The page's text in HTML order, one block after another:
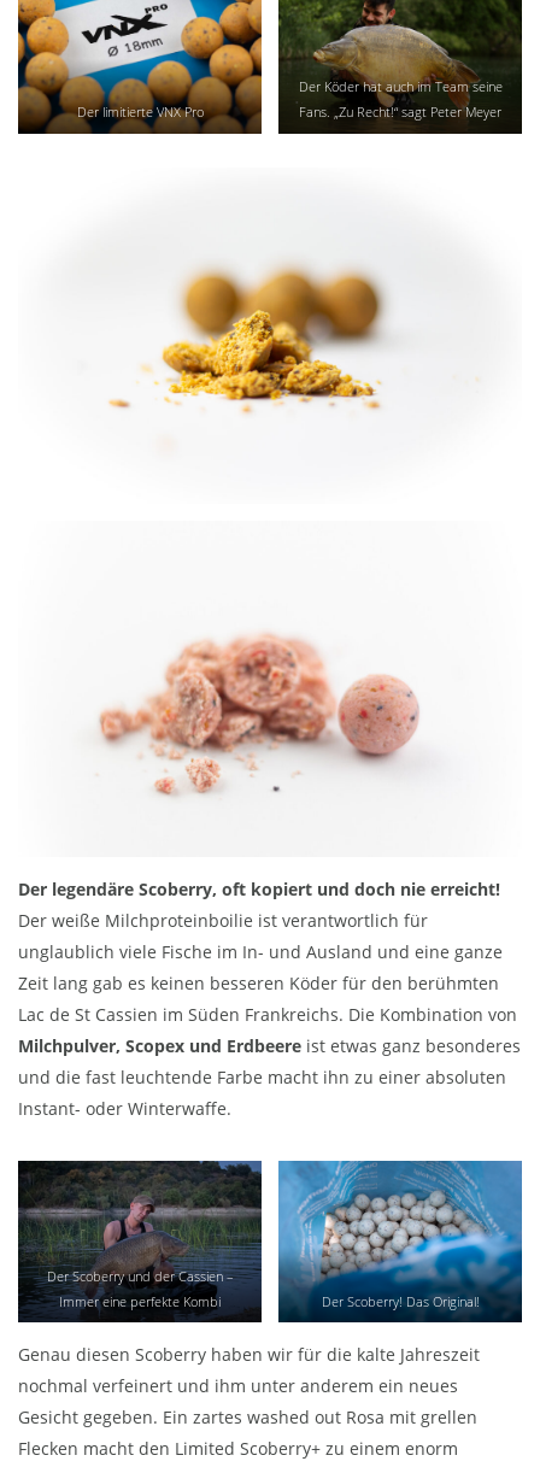
Der limitierte VNX Pro
Der Köder hat auch im Team seine
Fans. „Zu Recht!“ sagt Peter Meyer
Der legendäre Scoberry, oft kopiert und doch nie erreicht!
Der weiße Milchproteinboilie ist verantwortlich für
unglaublich viele Fische im In- und Ausland und eine ganze
Zeit lang gab es keinen besseren Köder für den berühmten
Lac de St Cassien im Süden Frankreichs. Die Kombination von
Milchpulver, Scopex und Erdbeere ist etwas ganz besonderes
und die fast leuchtende Farbe macht ihn zu einer absoluten
Instant- oder Winterwaffe.
Der Scoberry und der Cassien –
Immer eine perfekte Kombi
Der Scoberry! Das Original!
Genau diesen Scoberry haben wir für die kalte Jahreszeit
nochmal verfeinert und ihm unter anderem ein neues
Gesicht gegeben. Ein zartes washed out Rosa mit grellen
Flecken macht den Limited Scoberry+ zu einem enorm